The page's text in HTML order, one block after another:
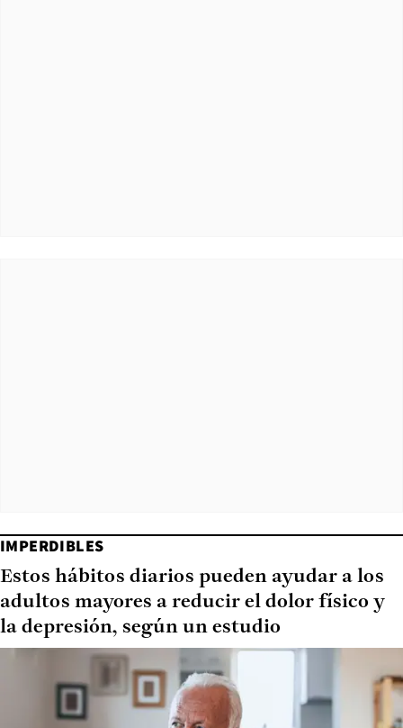
IMPERDIBLES
Estos hábitos diarios pueden ayudar a los
adultos mayores a reducir el dolor físico y
la depresión, según un estudio